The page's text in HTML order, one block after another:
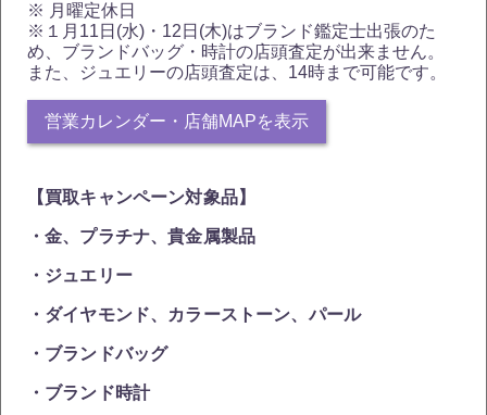
※ 月曜定休日
※１月11日(水)・12日(木)はブランド鑑定士出張のた
め、ブランドバッグ・時計の店頭査定が出来ません。
また、ジュエリーの店頭査定は、14時まで可能です。
営業カレンダー・店舗MAPを表示
【買取キャンペーン対象品】
・金、プラチナ、貴金属製品
・ジュエリー
・ダイヤモンド、カラーストーン、パール
・ブランドバッグ
・ブランド時計